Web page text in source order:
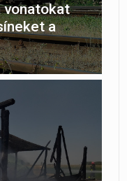
vonatokat
a